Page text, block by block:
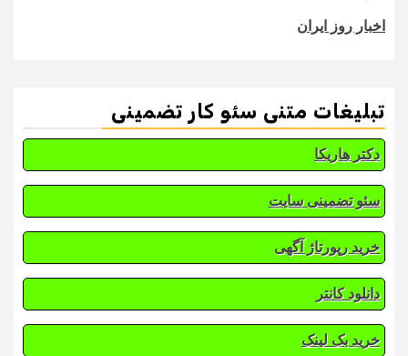
اخبار روز ایران
تبلیغات متنی سئو کار تضمینی
دکتر هاریکا
سئو تضمینی سایت
خرید رپورتاژ آگهی
دانلود کانتر
خرید بک لینک